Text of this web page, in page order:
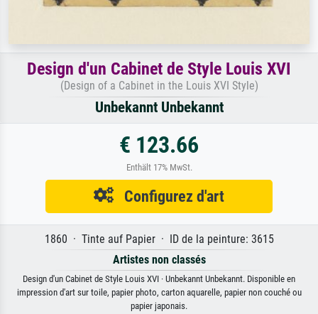
Design d'un Cabinet de Style Louis XVI
(Design of a Cabinet in the Louis XVI Style)
Unbekannt Unbekannt
€ 123.66
Enthält 17% MwSt.
Configurez d'art
1860 · Tinte auf Papier · ID de la peinture: 3615
Artistes non classés
Design d'un Cabinet de Style Louis XVI · Unbekannt Unbekannt. Disponible en
impression d'art sur toile, papier photo, carton aquarelle, papier non couché ou
papier japonais.